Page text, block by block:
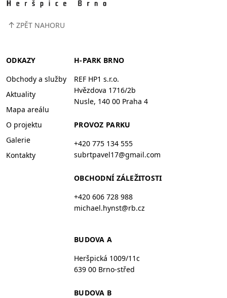
↑ ZPĚT NAHORU
ODKAZY
Obchody a služby
Aktuality
Mapa areálu
O projektu
Galerie
Kontakty
H-PARK BRNO
REF HP1 s.r.o.
Hvězdova 1716/2b
Nusle, 140 00 Praha 4
PROVOZ PARKU
+420 775 134 555
subrtpavel17@gmail.com
OBCHODNÍ ZÁLEŽITOSTI
+420 606 728 988
michael.hynst@rb.cz
BUDOVA A
Heršpická 1009/11c
639 00 Brno-střed
BUDOVA B